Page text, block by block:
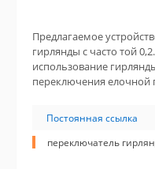
Предлагаемое
гирлянды с часто той
использование
переключения елочной
Постоянная ссылка
переключатель